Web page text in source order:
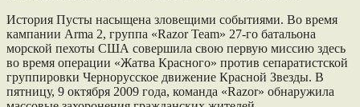
История Пусты насыщена зловещими событиями. Во время
кампании Arma 2, группа «Razor Team» 27-го батальона
морской пехоты США совершила свою первую миссию здесь
во время операции «Жатва Красного» против сепаратистской
группировки Чернорусское движение Красной Звезды. В
пятницу, 9 октября 2009 года, команда «Razor» обнаружила